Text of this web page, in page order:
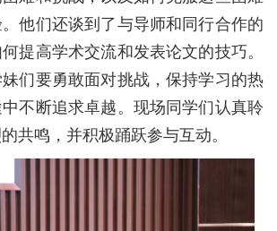
他们还谈到了与导师和同行合作的
提高学术交流和发表论文的技巧。
们要勇敢面对挑战，保持学习的热
不断追求卓越。现场同学们认真聆
共鸣，并积极踊跃参与互动。